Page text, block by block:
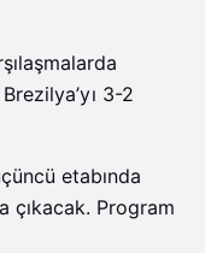
3-2
etabında
çıkacak. Program